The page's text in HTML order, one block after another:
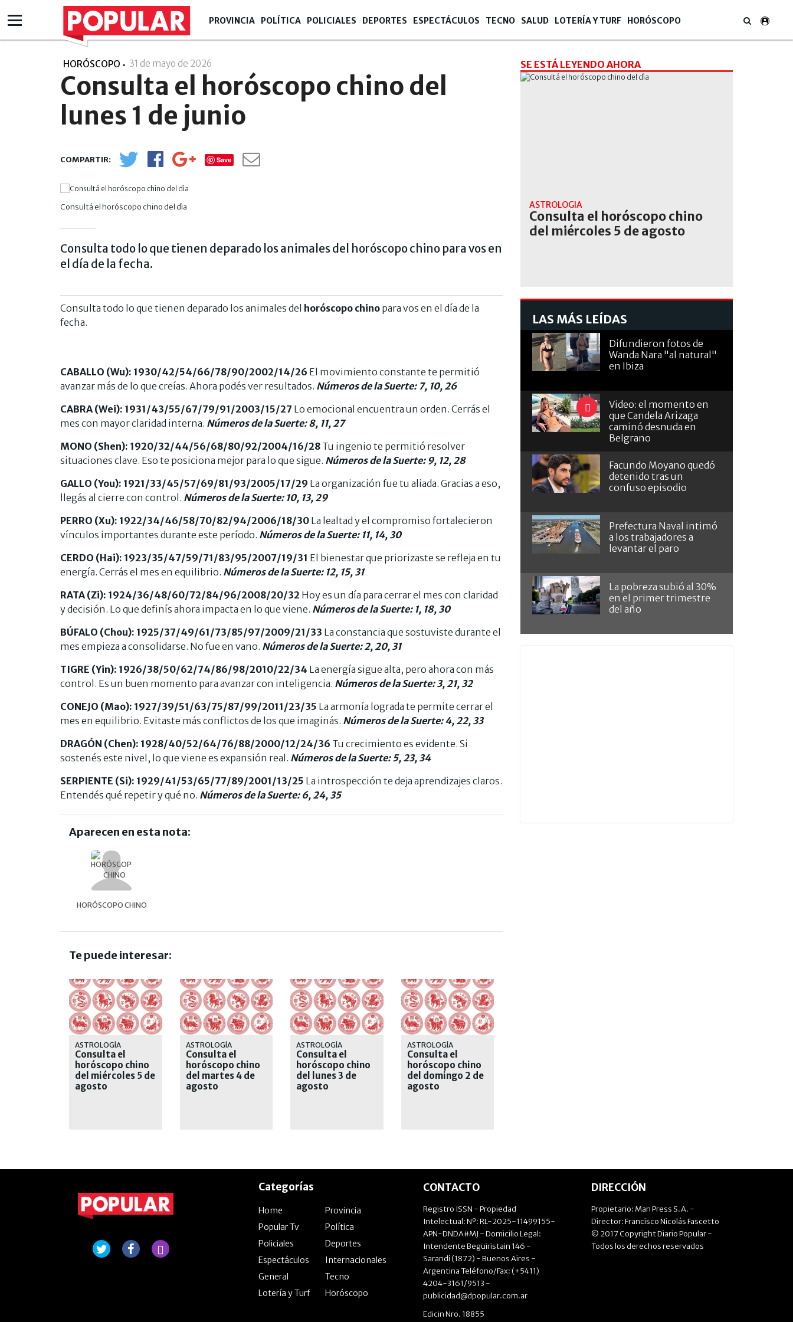
PROVINCIA POLÍTICA POLICIALES DEPORTES ESPECTÁCULOS TECNO SALUD LOTERÍA Y TURF HORÓSCOPO
HORÓSCOPO 31 de mayo de 2026
Consulta el horóscopo chino del
lunes 1 de junio
Save
Consultá el horóscopo chino del dìa
Consulta todo lo que tienen deparado los animales del horóscopo chino para vos en
el día de la fecha.
Consulta todo lo que tienen deparado los animales del horóscopo chino para vos en el día de la
fecha.
CABALLO (Wu): 1930/42/54/66/78/90/2002/14/26 El movimiento constante te permitió
avanzar más de lo que creías. Ahora podés ver resultados. Números de la Suerte: 7, 10, 26
CABRA (Wei): 1931/43/55/67/79/91/2003/15/27 Lo emocional encuentra un orden. Cerrás el
mes con mayor claridad interna. Números de la Suerte: 8, 11, 27
MONO (Shen): 1920/32/44/56/68/80/92/2004/16/28 Tu ingenio te permitió resolver
situaciones clave. Eso te posiciona mejor para lo que sigue. Números de la Suerte: 9, 12, 28
GALLO (You): 1921/33/45/57/69/81/93/2005/17/29 La organización fue tu aliada. Gracias a eso,
llegás al cierre con control. Números de la Suerte: 10, 13, 29
PERRO (Xu): 1922/34/46/58/70/82/94/2006/18/30 La lealtad y el compromiso fortalecieron
vínculos importantes durante este período. Números de la Suerte: 11, 14, 30
CERDO (Hai): 1923/35/47/59/71/83/95/2007/19/31 El bienestar que priorizaste se refleja en tu
energía. Cerrás el mes en equilibrio. Números de la Suerte: 12, 15, 31
RATA (Zi): 1924/36/48/60/72/84/96/2008/20/32 Hoy es un día para cerrar el mes con claridad
y decisión. Lo que definís ahora impacta en lo que viene. Números de la Suerte: 1, 18, 30
BÚFALO (Chou): 1925/37/49/61/73/85/97/2009/21/33 La constancia que sostuviste durante el
mes empieza a consolidarse. No fue en vano. Números de la Suerte: 2, 20, 31
TIGRE (Yin): 1926/38/50/62/74/86/98/2010/22/34 La energía sigue alta, pero ahora con más
control. Es un buen momento para avanzar con inteligencia. Números de la Suerte: 3, 21, 32
CONEJO (Mao): 1927/39/51/63/75/87/99/2011/23/35 La armonía lograda te permite cerrar el
mes en equilibrio. Evitaste más conflictos de los que imaginás. Números de la Suerte: 4, 22, 33
DRAGÓN (Chen): 1928/40/52/64/76/88/2000/12/24/36 Tu crecimiento es evidente. Si
sostenés este nivel, lo que viene es expansión real. Números de la Suerte: 5, 23, 34
SERPIENTE (Si): 1929/41/53/65/77/89/2001/13/25 La introspección te deja aprendizajes claros.
Entendés qué repetir y qué no. Números de la Suerte: 6, 24, 35
Aparecen en esta nota:
HORÓSCOPO CHINO
Te puede interesar:
ASTROLOGÍA
Consulta el
horóscopo chino
del miércoles 5 de
agosto
ASTROLOGÍA
Consulta el
horóscopo chino
del martes 4 de
agosto
ASTROLOGÍA
Consulta el
horóscopo chino
del lunes 3 de
agosto
ASTROLOGÍA
Consulta el
horóscopo chino
del domingo 2 de
agosto
SE ESTÁ LEYENDO AHORA
ASTROLOGÍA
Consulta el horóscopo chino
del miércoles 5 de agosto
LAS MÁS LEÍDAS
Difundieron fotos de
Wanda Nara "al natural"
en Ibiza
Video: el momento en
que Candela Arizaga
caminó desnuda en
Belgrano
Facundo Moyano quedó
detenido tras un
confuso episodio
Prefectura Naval intimó
a los trabajadores a
levantar el paro
La pobreza subió al 30%
en el primer trimestre
del año
Categorías
Home
Provincia
Popular Tv
Política
Policiales
Deportes
Espectáculos
Internacionales
General
Tecno
Lotería y Turf
Horóscopo
CONTACTO
Registro ISSN - Propiedad
Intelectual: Nº: RL-2025-11499155-
APN-DNDA#MJ - Domicilio Legal:
Intendente Beguiristain 146 -
Sarandí (1872) - Buenos Aires -
Argentina Teléfono/Fax: (+5411)
4204-3161/9513 -
publicidad@dpopular.com.ar
Edicin Nro. 18855
DIRECCIÓN
Propietario: Man Press S.A. -
Director: Francisco Nicolás Fascetto
© 2017 Copyright Diario Popular -
Todos los derechos reservados